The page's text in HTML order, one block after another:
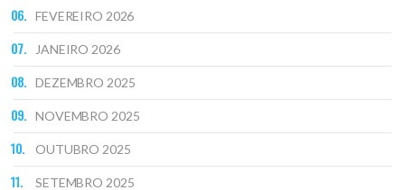
FEVEREIRO 2026
JANEIRO 2026
DEZEMBRO 2025
NOVEMBRO 2025
OUTUBRO 2025
SETEMBRO 2025